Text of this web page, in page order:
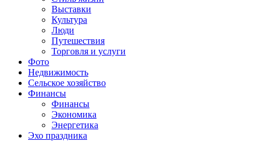
Выставки
Культура
Люди
Путешествия
Торговля и услуги
Фото
Недвижимость
Сельское хозяйство
Финансы
Финансы
Экономика
Энергетика
Эхо праздника